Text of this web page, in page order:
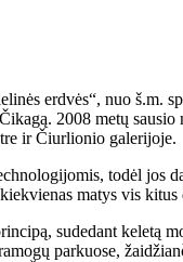
erdvės“, nuo
2008 metų
ir Čiurlionio galerijoje.
todėl jos
matys vis
sudedant keletą
parkuose,